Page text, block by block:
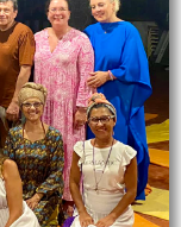
come la
dove
di più